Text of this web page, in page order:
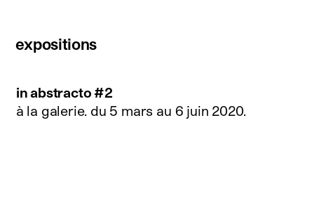
expositions
in abstracto #2
à la galerie. du 5 mars au 6 juin 2020.